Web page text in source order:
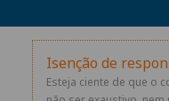
Isenção de
Esteja ciente de que o